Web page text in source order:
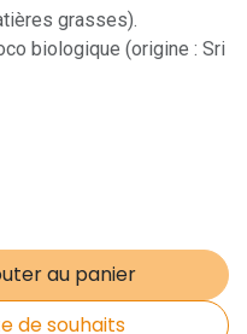
grasses).
biologique (origine : Sri
au panier
de souhaits